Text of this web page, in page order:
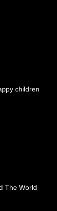
children
The World